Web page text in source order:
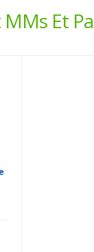
Et
Publicitaire
DE GOJI